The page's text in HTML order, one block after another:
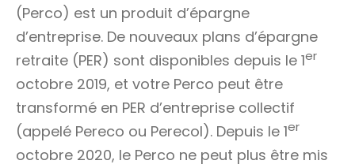
(Perco) est un produit d’épargne
d’entreprise. De nouveaux plans d’épargne
retraite (PER) sont disponibles depuis le 1er
octobre 2019, et votre Perco peut être
transformé en PER d’entreprise collectif
(appelé Pereco ou Perecol). Depuis le 1er
octobre 2020, le Perco ne peut plus être mis